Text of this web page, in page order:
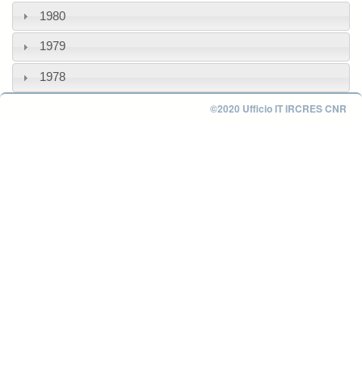
1980
1979
1978
©2020 Ufficio IT IRCRES CNR